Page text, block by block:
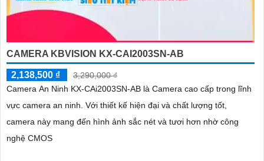
CAMERA KBVISION KX-CAI2003SN-AB
2,138,500 ₫
3,290,000 ₫
Camera An Ninh KX-CAi2003SN-AB là Camera cao cấp trong lĩnh
vực camera an ninh. Với thiết kế hiện đại và chất lượng tốt,
camera này mang đến hình ảnh sắc nét và tươi hơn nhờ công
nghệ CMOS